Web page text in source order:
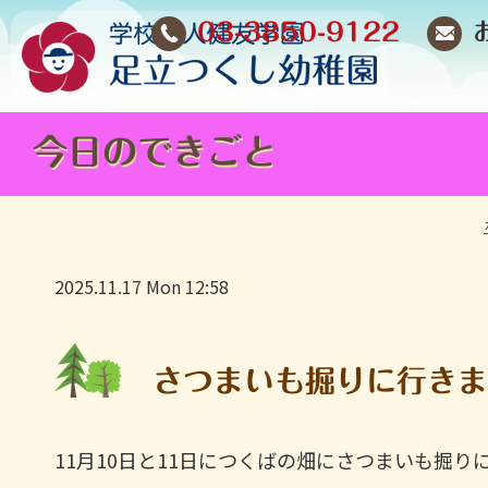
03-3850-9122
今日のできごと
2025.11.17 Mon 12:58
さつまいも掘りに行き
11月10日と11日につくばの畑にさつまいも掘り